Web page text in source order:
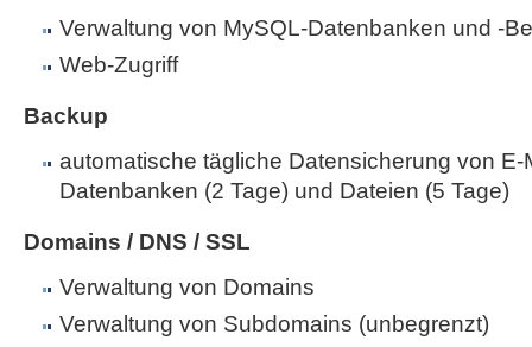
Verwaltung von MySQL-Datenbanken und -
Web-Zugriff
Backup
automatische tägliche Datensicherung von E-
Datenbanken (2 Tage) und Dateien (5 Tage)
Domains / DNS / SSL
Verwaltung von Domains
Verwaltung von Subdomains (unbegrenzt)